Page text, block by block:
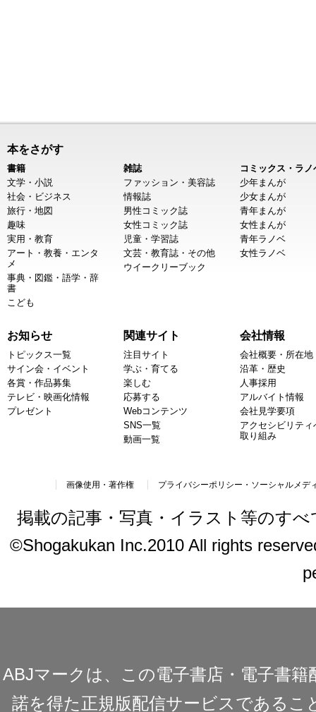
本をさがす
書籍
文学・小説
社会・ビジネス
旅行・地図
趣味
実用・教育
アート・教養・エンタ
メ
事典・図鑑・語学・辞
書
こども
雑誌
ファッション・美容誌
情報誌
男性コミック誌
女性コミック誌
児童・学習誌
文芸・教育誌・その他
ウイークリーブック
コミックス・ラノ
少年まんが
少女まんが
青年まんが
女性まんが
青年ラノベ
女性ラノベ
お知らせ
トピックス一覧
サイン会・イベント
各賞・作品募集
テレビ・映画化情報
プレゼント
関連サイト
注目サイト
学ぶ・育てる
楽しむ
応募する
Webコンテンツ
SNS一覧
動画一覧
会社情報
会社概要・所在地
沿革・歴史
人事採用
アルバイト情報
会社見学要項
アクセシビリティ
取り組み
画像使用・著作権 プライバシーポリシー・ソーシャルメデ
掲載の記事・写真・イラスト等のす
©Shogakukan Inc.2010 All rights
ABJマークは、この電子書店・電子書
諾を得た正規版配信サービスであるこ